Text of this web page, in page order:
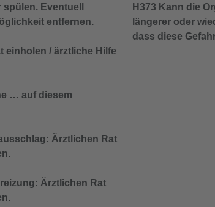
Eventuell
entfernen.
einholen / ärztliche Hilfe
… auf diesem
Ärztlichen Rat
Ärztlichen Rat
H373 Kann die
längerer oder
dass diese